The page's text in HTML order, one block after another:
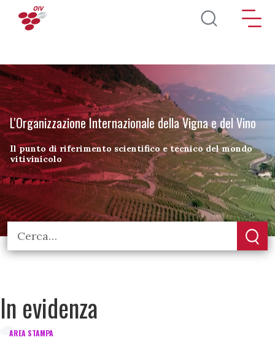
Salta al contenuto principale
L'Organizzazione Internazionale della Vigna e del Vino
Il punto di riferimento scientifico e tecnico del mondo
vitivinicolo
In evidenza
AREA STAMPA